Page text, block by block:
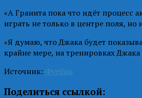
«А Гранита пока что идёт процесс
играть не только в центре поля,
«Я думаю, что Джака будет
крайне мере, на тренировках
Источник: Футбик
Поделиться ссылкой: